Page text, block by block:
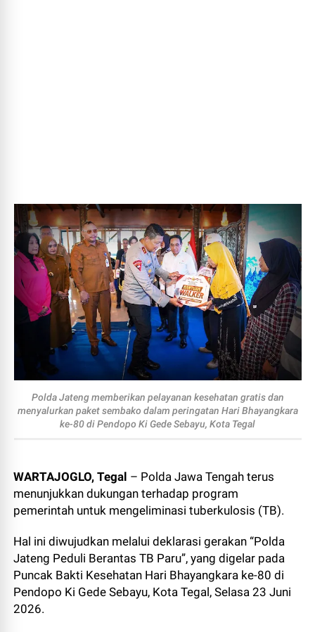
Polda Jateng memberikan pelayanan kesehatan gratis dan
menyalurkan paket sembako dalam peringatan Hari Bhayangkara
ke-80 di Pendopo Ki Gede Sebayu, Kota Tegal
WARTAJOGLO, Tegal – Polda Jawa Tengah terus
menunjukkan dukungan terhadap program
pemerintah untuk mengeliminasi tuberkulosis (TB).
Hal ini diwujudkan melalui deklarasi gerakan “Polda
Jateng Peduli Berantas TB Paru”, yang digelar pada
Puncak Bakti Kesehatan Hari Bhayangkara ke-80 di
Pendopo Ki Gede Sebayu, Kota Tegal, Selasa 23 Juni
2026.